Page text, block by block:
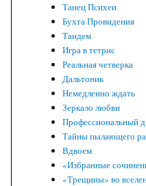
Танец Психеи
Бухта Провидения
Тандем
Игра в тетрис
Реальная четверка
Дальтоник
Немедленно ждать
Зеркало любви
Профессиональный
Тайны пылающего
Вдвоем
«Избранные
«Трещины» во